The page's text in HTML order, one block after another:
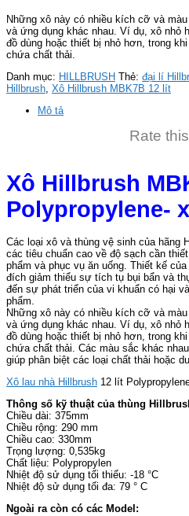
Những xô này có nhiều kích cỡ và
và ứng dụng khác nhau. Ví dụ, xô nhỏ
đồ dùng hoặc thiết bị nhỏ hơn, trong
chứa chất thải.
Danh mục: HILLBRUSH Thẻ: đại lí
Hillbrush Xô Hillbrush MBK7B 12 lít
Mô tả
Rate
Xô Hillbrush
Polypropylene-
Các loại xô và thùng vệ sinh của hãng
các tiêu chuẩn cao về độ sạch cần
phẩm và phục vụ ăn uống. Thiết kế
đích giảm thiểu sự tích tụ bụi bẩn và
đến sự phát triển của vi khuẩn có hại
phẩm.
Những xô này có nhiều kích cỡ và
và ứng dụng khác nhau. Ví dụ, xô nhỏ
đồ dùng hoặc thiết bị nhỏ hơn, trong
chứa chất thải. Các màu sắc khác
giúp phân biệt các loại chất thải hoặc
Xô lau nhà Hillbrush 12 lít
Thông số kỹ thuật của thùng
Chiều dài: 375mm
Chiều rộng: 290 mm
Chiều cao: 330mm
Trọng lượng: 0,535kg
Chất liệu: Polypropylen
Nhiệt độ sử dụng tối thiểu: -18 °C
Nhiệt độ sử dụng tối đa: 79 ° C
Ngoài ra còn có các Model: